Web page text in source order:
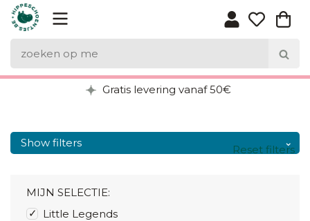
Gratis levering vanaf 50€
Show filters
MIJN SELECTIE:
Little Legends
Reset filters